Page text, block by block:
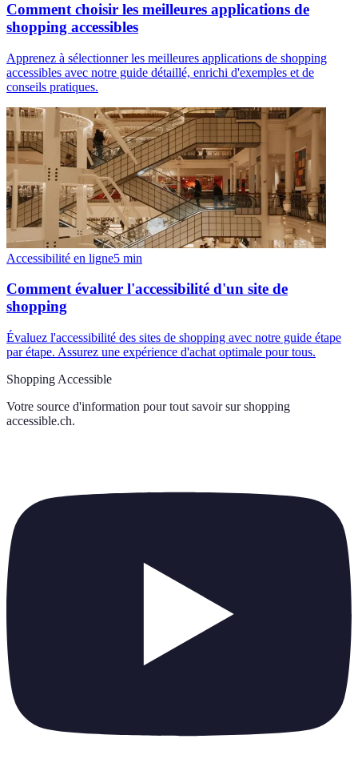
Comment choisir les meilleures applications de
shopping accessibles
Apprenez à sélectionner les meilleures applications de shopping
accessibles avec notre guide détaillé, enrichi d'exemples et de
conseils pratiques.
Accessibilité en ligne5 min
Comment évaluer l'accessibilité d'un site de
shopping
Évaluez l'accessibilité des sites de shopping avec notre guide étape
par étape. Assurez une expérience d'achat optimale pour tous.
Shopping Accessible
Votre source d'information pour tout savoir sur shopping
accessible.ch.